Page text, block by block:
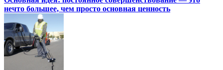
нечто большее, чем просто основная ценность